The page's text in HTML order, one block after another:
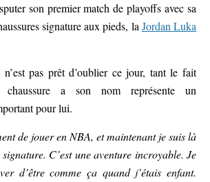
son premier match de playoffs avec sa
signature aux pieds, la Jordan Luka
n’est pas prêt d’oublier ce jour, tant le fait
a son nom représente un
pour lui.
de jouer en NBA, et maintenant je suis là
C’est une aventure incroyable. Je
d’être comme ça quand j’étais enfant.